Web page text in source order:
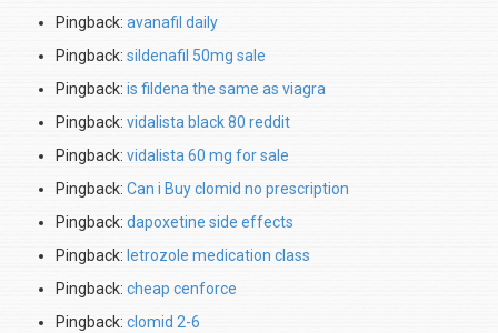
Pingback: avanafil daily
Pingback: sildenafil 50mg sale
Pingback: is fildena the same as viagra
Pingback: vidalista black 80 reddit
Pingback: vidalista 60 mg for sale
Pingback: Can i Buy clomid no prescription
Pingback: dapoxetine side effects
Pingback: letrozole medication class
Pingback: cheap cenforce
Pingback: clomid 2-6